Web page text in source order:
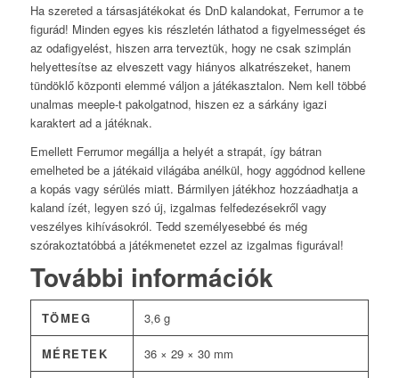
Ha szereted a társasjátékokat és DnD kalandokat, Ferrumor a te
figurád! Minden egyes kis részletén láthatod a figyelmességet és
az odafigyelést, hiszen arra terveztük, hogy ne csak szimplán
helyettesítse az elveszett vagy hiányos alkatrészeket, hanem
tündöklő központi elemmé váljon a játékasztalon. Nem kell többé
unalmas meeple-t pakolgatnod, hiszen ez a sárkány igazi
karaktert ad a játéknak.
Emellett Ferrumor megállja a helyét a strapát, így bátran
emelheted be a játékaid világába anélkül, hogy aggódnod kellene
a kopás vagy sérülés miatt. Bármilyen játékhoz hozzáadhatja a
kaland ízét, legyen szó új, izgalmas felfedezésekről vagy
veszélyes kihívásokról. Tedd személyesebbé és még
szórakoztatóbbá a játékmenetet ezzel az izgalmas figurával!
További információk
TÖMEG 3,6 g
MÉRETEK 36 × 29 × 30 mm